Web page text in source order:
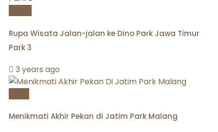
Rupa Wisata Jalan-jalan ke Dino Park Jawa Timur
Park 3
3 years ago
Menikmati Akhir Pekan di Jatim Park Malang